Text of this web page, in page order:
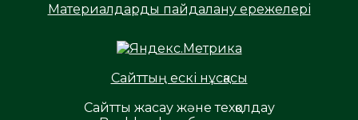
Материалдарды пайдалану ережелері
Сайттың ескі нұсқасы
Сайтты жасау және техқолдау